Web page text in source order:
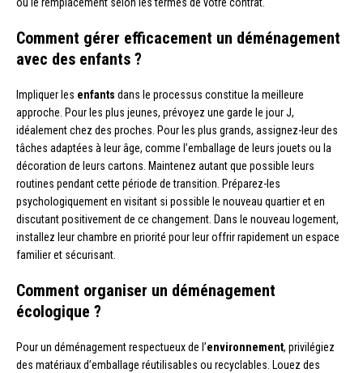
ou le remplacement selon les termes de votre contrat.
Comment gérer efficacement un déménagement
avec des enfants ?
Impliquer les enfants dans le processus constitue la meilleure
approche. Pour les plus jeunes, prévoyez une garde le jour J,
idéalement chez des proches. Pour les plus grands, assignez-leur des
tâches adaptées à leur âge, comme l’emballage de leurs jouets ou la
décoration de leurs cartons. Maintenez autant que possible leurs
routines pendant cette période de transition. Préparez-les
psychologiquement en visitant si possible le nouveau quartier et en
discutant positivement de ce changement. Dans le nouveau logement,
installez leur chambre en priorité pour leur offrir rapidement un espace
familier et sécurisant.
Comment organiser un déménagement
écologique ?
Pour un déménagement respectueux de l’environnement, privilégiez
des matériaux d’emballage réutilisables ou recyclables. Louez des